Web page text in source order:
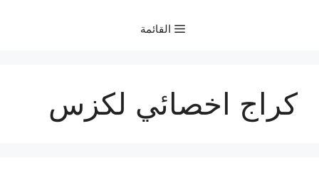
القائمة
كراج اخصائي لكزس